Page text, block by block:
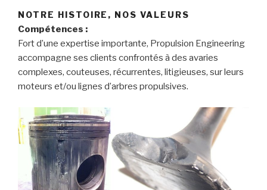
NOTRE HISTOIRE, NOS VALEURS
Compétences :
Fort d’une expertise importante, Propulsion Engineering
accompagne ses clients confrontés à des avaries
complexes, couteuses, récurrentes, litigieuses, sur leurs
moteurs et/ou lignes d’arbres propulsives.